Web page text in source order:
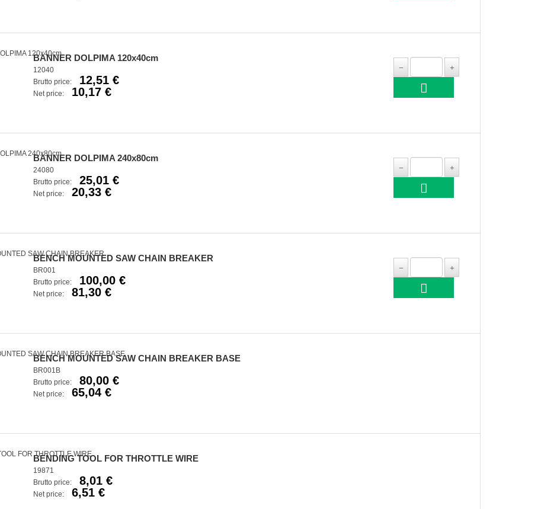
BANNER DOLPIMA 120x40cm
12040
Brutto price:
12,51 €
Net price: 10,17 €
BANNER DOLPIMA 240x80cm
24080
Brutto price:
25,01 €
Net price: 20,33 €
BENCH MOUNTED SAW CHAIN BREAKER
BR001
Brutto price:
100,00 €
Net price: 81,30 €
BENCH MOUNTED SAW CHAIN BREAKER BASE
BR001B
Brutto price:
80,00 €
Net price: 65,04 €
BENDING TOOL FOR THROTTLE WIRE
19871
Brutto price:
8,01 €
Net price: 6,51 €